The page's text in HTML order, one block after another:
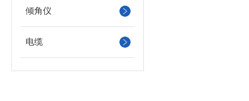
倾角仪
电缆